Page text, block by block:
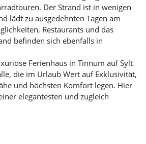
Der Strand ist in wenigen
lädt zu ausgedehnten Tagen am
Restaurants und das
befinden sich ebenfalls in
Ferienhaus in Tinnum auf Sylt
die im Urlaub Wert auf Exklusivität,
und höchsten Komfort legen. Hier
elegantesten und zugleich